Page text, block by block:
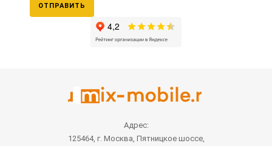
ОТПРАВИТЬ
Адрес:
125464, г. Москва, Пятницкое шоссе,